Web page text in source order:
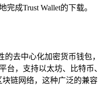
成Trust Wallet的下载。
的去中心化加密货币钱包，
台，支持以太坊、比特币、
块链网络，这种广泛的兼容